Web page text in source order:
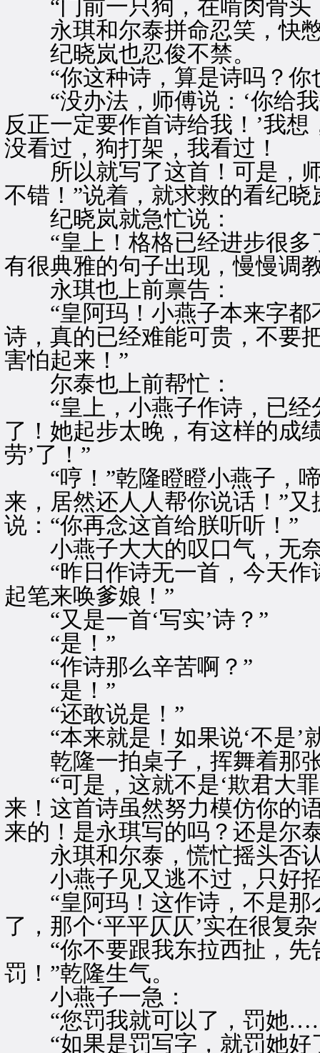
“门前一只狗，在啃肉骨头
永琪和尔泰拼命忍笑，快
纪晓岚也忍俊不禁。
“你这种诗，算是诗吗？你
“没办法，师傅说：‘你给我
反正一定要作首诗给我！’我想
没看过，狗打架，我看过！
所以就写了这首！可是，师
不错！”说着，就求救的看纪晓
纪晓岚就急忙说：
“皇上！格格已经进步很多
有很典雅的句子出现，慢慢调
永琪也上前禀告：
“皇阿玛！小燕子本来字都
诗，真的已经难能可贵，不要
害怕起来！”
尔泰也上前帮忙：
“皇上，小燕子作诗，已经
了！她起步太晚，有这样的成
劳’了！”
“哼！”乾隆瞪瞪小燕子，啼
来，居然还人人帮你说话！”
说：“你再念这首给朕听听！”
小燕子大大的叹口气，无
“昨日作诗无一首，今天作
起笔来唤爹娘！”
“又是一首‘写实’诗？”
“是！”
“作诗那么辛苦啊？”
“是！”
“还敢说是！”
“本来就是！如果说‘不是’
乾隆一拍桌子，挥舞着那
“可是，这就不是‘欺君大罪
来！这首诗虽然努力模仿你的
来的！是永琪写的吗？还是尔
永琪和尔泰，慌忙摇头否
小燕子见又逃不过，只好
“皇阿玛！这作诗，不是那
了，那个‘平平仄仄’实在很复
“你不要跟我东拉西扯，先
罚！”乾隆生气。
小燕子一急：
“您罚我就可以了，罚她
“如果是罚写字，就罚她好